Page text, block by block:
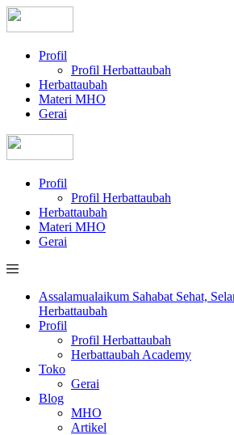
Profil
Profil Herbattaubah
Herbattaubah
Materi MHO
Gerai
Profil
Profil Herbattaubah
Herbattaubah
Materi MHO
Gerai
Assalamualaikum Sahabat Sehat,
Herbattaubah
Profil
Profil Herbattaubah
Herbattaubah Academy
Toko
Gerai
Blog
MHO
Artikel